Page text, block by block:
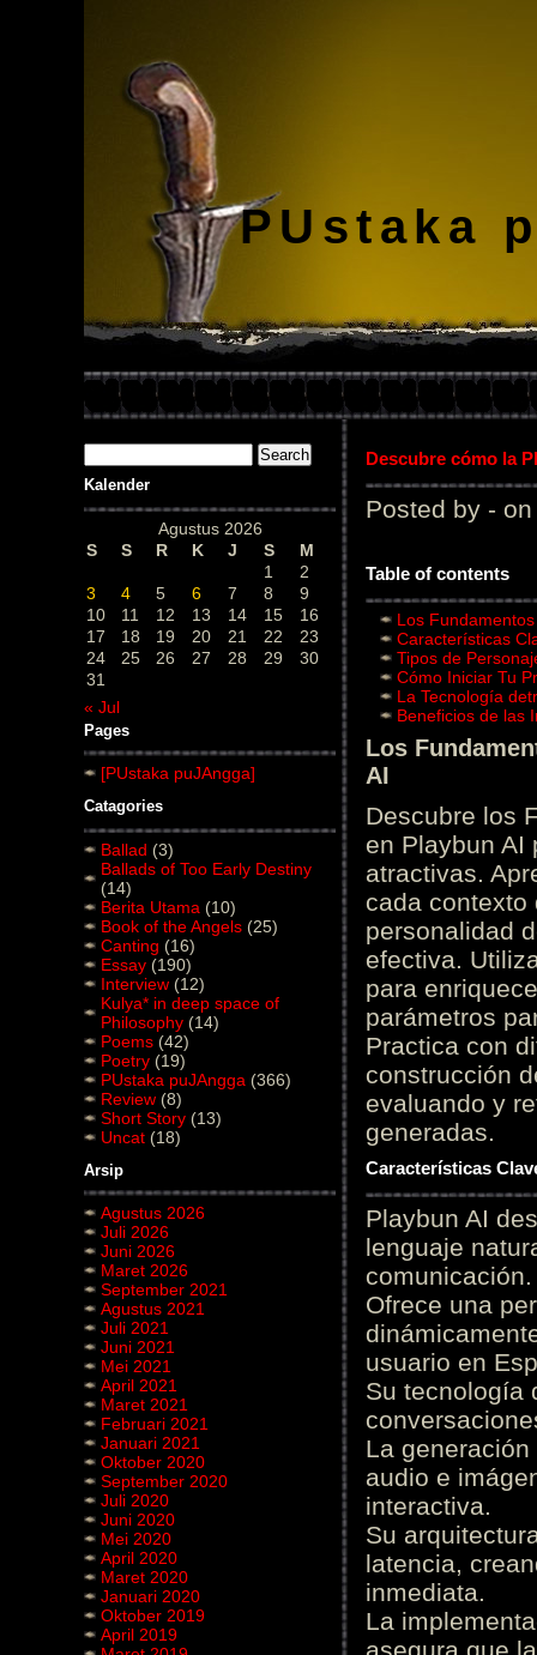
PUstaka
Kalender
Agustus 2026
S
S R K J S
M
1
2
3
4 5 6 7 8
9
10
11 12 13 14 15
16
17
18 19 20 21 22
23
24
25 26 27 28 29
30
31
« Jul
Pages
[PUstaka puJAngga]
Catagories
Ballad (3)
Ballads of Too Early Destiny
(14)
Berita Utama (10)
Book of the Angels (25)
Canting (16)
Essay (190)
Interview (12)
Kulya* in deep space of
Philosophy (14)
Poems (42)
Poetry (19)
PUstaka puJAngga (366)
Review (8)
Short Story (13)
Uncat (18)
Arsip
Agustus 2026
Juli 2026
Juni 2026
Maret 2026
September 2021
Agustus 2021
Juli 2021
Juni 2021
Mei 2021
April 2021
Maret 2021
Februari 2021
Januari 2021
Oktober 2020
September 2020
Juli 2020
Juni 2020
Mei 2020
April 2020
Maret 2020
Januari 2020
Oktober 2019
April 2019
Descubre cómo la
Posted by - on
Table of contents
Los
Características
Tipos de
Cómo Iniciar Tu
La Tecnología
Beneficios de las
Los
AI
Descubre los
en Playbun AI
atractivas.
cada contexto
personalidad
efectiva.
para
parámetros
Practica con
construcción
evaluando y
generadas.
Características
Playbun AI
lenguaje
comunicación.
Ofrece una
usuario en
Su tecnología
La
audio e
interactiva.
Su
latencia,
inmediata.
La
asegura que